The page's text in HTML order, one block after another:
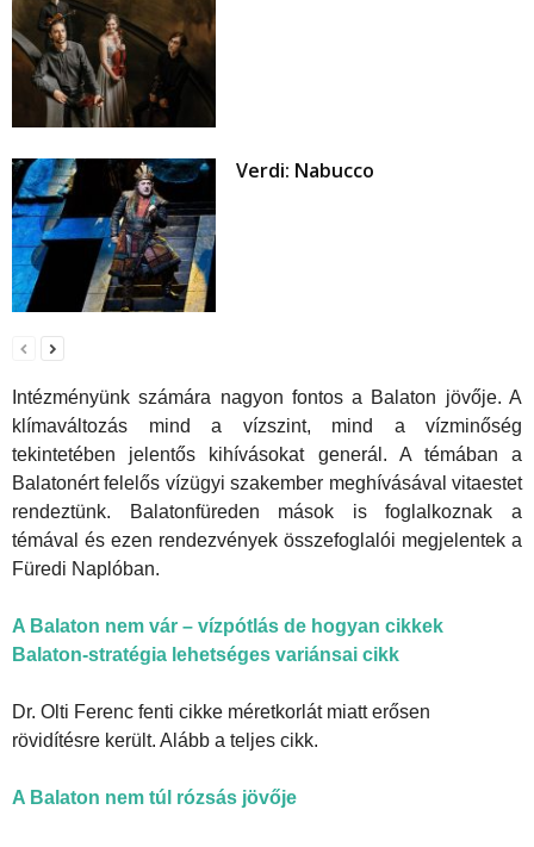
Verdi: Nabucco
Intézményünk számára nagyon fontos a Balaton jövője. A
klímaváltozás mind a vízszint, mind a vízminőség
tekintetében jelentős kihívásokat generál. A témában a
Balatonért felelős vízügyi szakember meghívásával vitaestet
rendeztünk. Balatonfüreden mások is foglalkoznak a
témával és ezen rendezvények összefoglalói megjelentek a
Füredi Naplóban.
A Balaton nem vár – vízpótlás de hogyan cikkek
Balaton-stratégia lehetséges variánsai cikk
Dr. Olti Ferenc fenti cikke méretkorlát miatt erősen
rövidítésre került. Alább a teljes cikk.
A Balaton nem túl rózsás jövője